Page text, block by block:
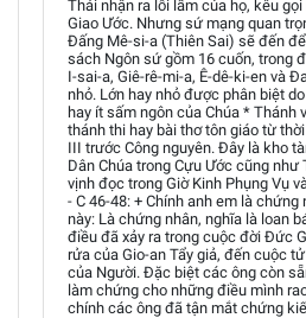
Thái nhận ra lỗi lầm của họ, kêu
Giao Ước. Nhưng sứ mạng quan
Đấng Mê-si-a (Thiên Sai) sẽ đến
sách Ngôn sứ gồm 16 cuốn, trong
I-sai-a, Giê-rê-mi-a, Ê-dê-ki-en và
nhỏ. Lớn hay nhỏ được phân biệt
hay ít sấm ngôn của Chúa * Thánh
thánh thi hay bài thơ tôn giáo từ
III trước Công nguyên. Đây là kho
Dân Chúa trong Cựu Ước cũng như
vịnh đọc trong Giờ Kinh Phụng Vụ
- C 46-48: + Chính anh em là
này: Là chứng nhân, nghĩa là loan
điều đã xảy ra trong cuộc đời Đức
rửa của Gio-an Tẩy giả, đến cuộc
của Người. Đặc biệt các ông còn
làm chứng cho những điều mình
chính các ông đã tận mắt chứng